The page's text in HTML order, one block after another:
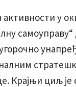
активности у
Крајњи циљ